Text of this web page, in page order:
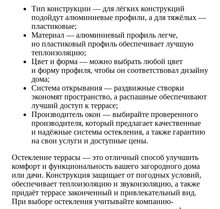
Тип конструкции — для лёгких конструкций
подойдут алюминиевые профили, а для тяжёлых —
пластиковые;
Материал — алюминиевый профиль легче,
но пластиковый профиль обеспечивает лучшую
теплоизоляцию;
Цвет и форма — можно выбрать любой цвет
и форму профиля, чтобы он соответствовал дизайну
дома;
Система открывания — раздвижные створки
экономят пространство, а распашные обеспечивают
лучший доступ к террасе;
Производитель окон — выбирайте проверенного
производителя, который предлагает качественные
и надёжные системы остекления, а также гарантию
на свои услуги и доступные цены.
Остекление террасы — это отличный способ улучшить
комфорт и функциональность вашего загородного дома
или дачи. Конструкция защищает от погодных условий,
обеспечивает теплоизоляцию и звукоизоляцию, а также
придаёт террасе законченный и привлекательный вид.
При выборе остекления учитывайте компанию-